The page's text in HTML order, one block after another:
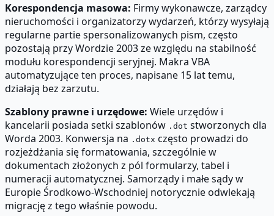
Korespondencja masowa: Firmy wykonawcze, zarządcy
nieruchomości i organizatorzy wydarzeń, którzy wysyłają
regularne partie spersonalizowanych pism, często
pozostają przy Wordzie 2003 ze względu na stabilność
modułu korespondencji seryjnej. Makra VBA
automatyzujące ten proces, napisane 15 lat temu,
działają bez zarzutu.
Szablony prawne i urzędowe: Wiele urzędów i
kancelarii posiada setki szablonów .dot stworzonych dla
Worda 2003. Konwersja na .dotx często prowadzi do
rozjeżdżania się formatowania, szczególnie w
dokumentach złożonych z pól formularzy, tabel i
numeracji automatycznej. Samorządy i małe sądy w
Europie Środkowo-Wschodniej notorycznie odwlekają
migrację z tego właśnie powodu.